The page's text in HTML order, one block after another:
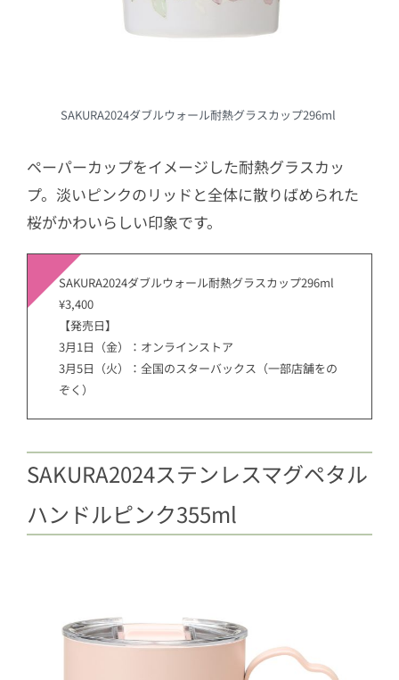
SAKURA2024ダブルウォール耐熱グラスカップ296ml
ペーパーカップをイメージした耐熱グラスカッ
プ。淡いピンクのリッドと全体に散りばめられた
桜がかわいらしい印象です。
SAKURA2024ダブルウォール耐熱グラスカップ296ml
¥3,400
【発売日】
3月1日（金）：オンラインストア
3月5日（火）：全国のスターバックス（一部店舗をの
ぞく）
SAKURA2024ステンレスマグペタル
ハンドルピンク355ml